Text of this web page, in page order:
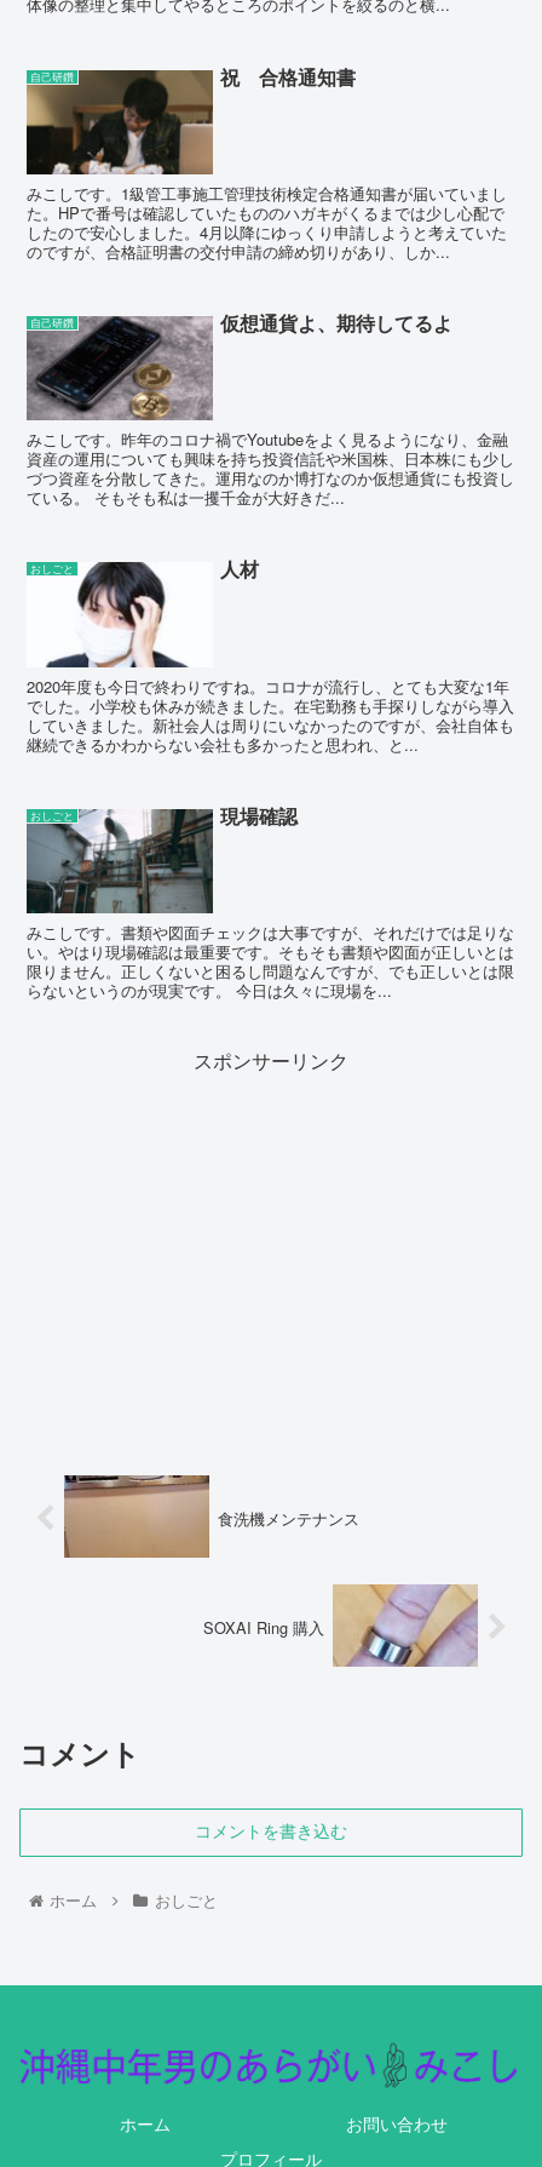
体像の整理と集中してやるところのポイントを絞るのと横...
自己研鑽 祝 合格通知書
みこしです。1級管工事施工管理技術検定合格通知書が届いていまし
た。HPで番号は確認していたもののハガキがくるまでは少し心配で
したので安心しました。4月以降にゆっくり申請しようと考えていた
のですが、合格証明書の交付申請の締め切りがあり、しか...
自己研鑽 仮想通貨よ、期待してるよ
みこしです。昨年のコロナ禍でYoutubeをよく見るようになり、金融
資産の運用についても興味を持ち投資信託や米国株、日本株にも少し
づつ資産を分散してきた。運用なのか博打なのか仮想通貨にも投資し
ている。 そもそも私は一攫千金が大好きだ...
おしごと 人材
2020年度も今日で終わりですね。コロナが流行し、とても大変な1年
でした。小学校も休みが続きました。在宅勤務も手探りしながら導入
していきました。新社会人は周りにいなかったのですが、会社自体も
継続できるかわからない会社も多かったと思われ、と...
おしごと 現場確認
みこしです。書類や図面チェックは大事ですが、それだけでは足りな
い。やはり現場確認は最重要です。そもそも書類や図面が正しいとは
限りません。正しくないと困るし問題なんですが、でも正しいとは限
らないというのが現実です。 今日は久々に現場を...
スポンサーリンク
食洗機メンテナンス
SOXAI Ring 購入
コメント
コメントを書き込む
ホーム おしごと
ホーム
お問い合わせ
プロフィール